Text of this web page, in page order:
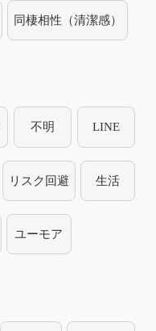
同棲相性（清潔感）
不明 LINE
リスク回避 生活
ユーモア